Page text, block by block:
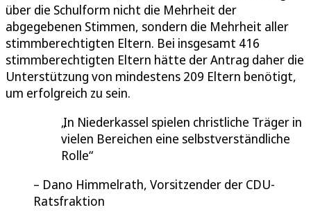
über die Schulform nicht die Mehrheit der
abgegebenen Stimmen, sondern die Mehrheit aller
stimmberechtigten Eltern. Bei insgesamt 416
stimmberechtigten Eltern hätte der Antrag daher die
Unterstützung von mindestens 209 Eltern benötigt,
um erfolgreich zu sein.
In Niederkassel spielen christliche Träger in
vielen Bereichen eine selbstverständliche
Rolle
Dano Himmelrath, Vorsitzender der CDU-
Ratsfraktion